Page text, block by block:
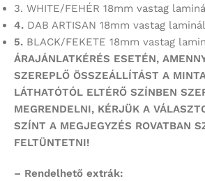
3. WHITE/FEHÉR 18mm vastag
4. DAB ARTISAN 18mm vastag
5. BLACK/FEKETE 18mm vastag
ÁRAJÁNLATKÉRÉS ESETÉN,
SZEREPLŐ ÖSSZEÁLLÍTÁST A
LÁTHATÓTÓL ELTÉRŐ SZÍNBEN
MEGRENDELNI, KÉRJÜK A
SZÍNT A MEGJEGYZÉS ROVATBAN
FELTÜNTETNI!
– Rendelhető extrák: